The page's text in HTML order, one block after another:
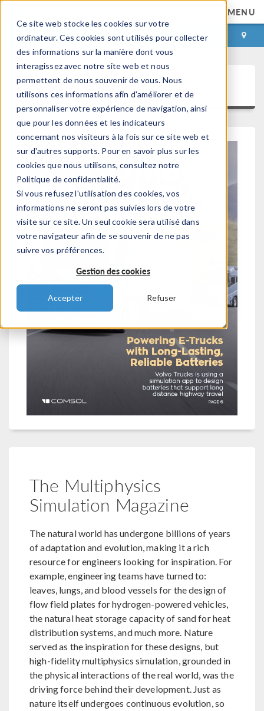
Ce site web stocke les cookies sur votre
ordinateur. Ces cookies sont utilisés pour collecter
des informations sur la manière dont vous
interagissez avec notre site web et nous
permettent de nous souvenir de vous. Nous
utilisons ces informations afin d'améliorer et de
personnaliser votre expérience de navigation, ainsi
que pour les données et les indicateurs
concernant nos visiteurs à la fois sur ce site web et
sur d'autres supports. Pour en savoir plus sur les
cookies que nous utilisons, consultez notre
Politique de confidentialité.
Si vous refusez l'utilisation des cookies, vos
informations ne seront pas suivies lors de votre
visite sur ce site. Un seul cookie sera utilisé dans
votre navigateur afin de se souvenir de ne pas
suivre vos préférences.
Gestion des cookies
Accepter Refuser
MENU
CONNEXION CONTACT
COMSOL News 2026
The Multiphysics
Simulation Magazine
The natural world has undergone billions of years
of adaptation and evolution, making it a rich
resource for engineers looking for inspiration. For
example, engineering teams have turned to:
leaves, lungs, and blood vessels for the design of
flow field plates for hydrogen-powered vehicles,
the natural heat storage capacity of sand for heat
distribution systems, and much more. Nature
served as the inspiration for these designs, but
high-fidelity multiphysics simulation, grounded in
the physical interactions of the real world, was the
driving force behind their development. Just as
nature itself undergoes continuous evolution, so